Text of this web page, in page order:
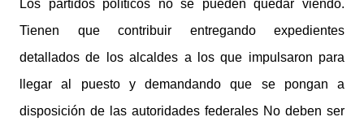
Los partidos políticos no se pueden quedar viendo.
Tienen que contribuir entregando expedientes
detallados de los alcaldes a los que impulsaron para
llegar al puesto y demandando que se pongan a
disposición de las autoridades federales No deben ser